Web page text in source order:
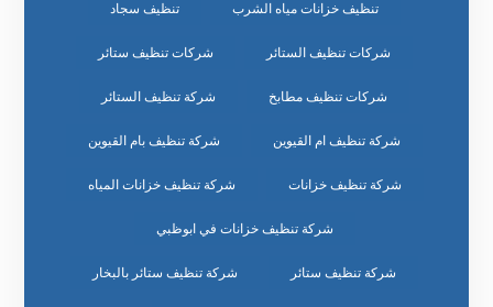
تنظيف خزانات مياه الشرب تنظيف سجاد
شركات تنظيف الستائر شركات تنظيف ستائر
شركات تنظيف مطابخ شركة تنظيف الستائر
شركة تنظيف ام القيوين شركة تنظيف بام القيوين
شركة تنظيف خزانات شركة تنظيف خزانات المياه
شركة تنظيف خزانات في ابوظبي
شركة تنظيف ستائر شركة تنظيف ستائر بالبخار